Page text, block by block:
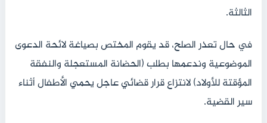
الثالثة.
في حال تعذر الصلح، قد يقوم المختص بصياغة لائحة الدعوى
الموضوعية وندعمها بطلب (الحضانة المستعجلة والنفقة
المؤقتة للأولاد) لانتزاع قرار قضائي عاجل يحمي الأطفال أثناء
سير القضية.